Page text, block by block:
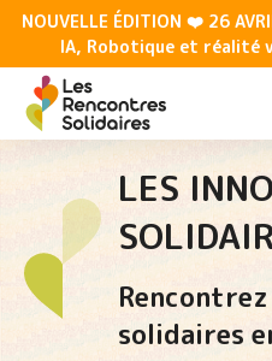
NOUVELLE ÉDITION ❤️ 26
IA, Robotique et réalité
LES
solidaires